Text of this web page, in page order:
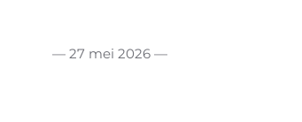
— 27 mei 2026 —